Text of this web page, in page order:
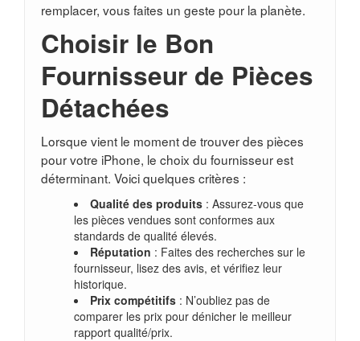
remplacer, vous faites un geste pour la planète.
Choisir le Bon
Fournisseur de Pièces
Détachées
Lorsque vient le moment de trouver des pièces
pour votre iPhone, le choix du fournisseur est
déterminant. Voici quelques critères :
Qualité des produits: Assurez-vous que
les pièces vendues sont conformes aux
standards de qualité élevés.
Réputation : Faites des recherches sur le
fournisseur, lisez des avis, et vérifiez leur
historique.
Prix compétitifs: N’oubliez pas de
comparer les prix pour dénicher le meilleur
rapport qualité/prix.